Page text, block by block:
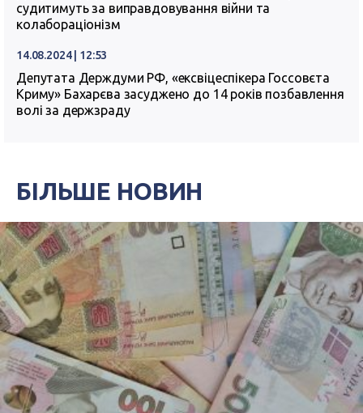
судитимуть за виправдовування війни та
колабораціонізм
14.08.2024 | 12:53
Депутата Держдуми РФ, «ексвіцеспікера Госсовєта
Криму» Бахарєва засуджено до 14 років позбавлення
волі за держзраду
БІЛЬШЕ НОВИН